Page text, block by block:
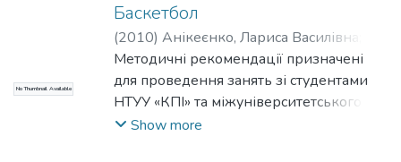
No Thumbnail Available
Баскетбол
(2010) Анікеєнко, Лариса Василівна
Єфременко, Вікторія Миколаївна;
Бойко, Ганна Леонідівна;
Міжуніверситетський медико-
інженерний;
Методичні рекомендації призначені
для проведення занять зі студентами
НТУУ «КПІ» та міжуніверситетського
медико-інженерного факультету
Show more